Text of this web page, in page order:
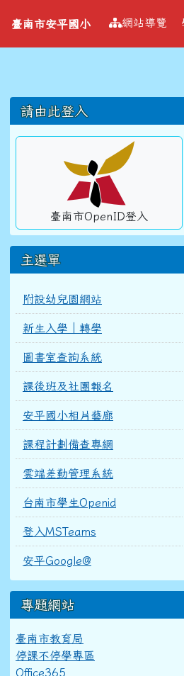
臺南市安平國
導覽列
臺南市安平國小 網站導覽
左邊區域內容
請由此登入
臺南市OpenID登入
主選單
附設幼兒園網站
新生入學｜轉學
圖書室查詢系統
課後班及社團報名
安平國小相片藝廊
課程計劃備查專網
雲端差勤管理系統
台南市學生Openid
登入MSTeams
安平Google@
專題網站
臺南市教育局
停課不停學專區
Office365
頁尾區域